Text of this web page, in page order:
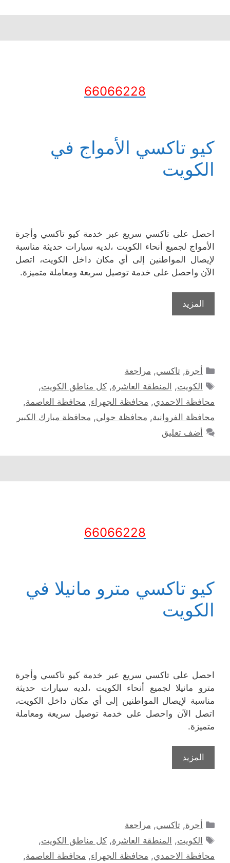
66066228
كيو تاكسي الأمواج في
الكويت
احصل على تاكسي سريع عبر خدمة كيو تاكسي وأجرة
الأمواج لجميع أنحاء الكويت ،لديه سيارات حديثة مناسبة
لإيصال المواطنين إلى أي مكان داخل الكويت، اتصل
الآن واحصل على خدمة توصيل سريعة ومعاملة متميزة.
المزيد
التصنيفات
أجرة,تاكسي, مراجعة
الوسوم
الكويت, المنطقة العاشرة,كل مناطق الكويت,
محافظة الاحمدي, محافظة الجهراء, محافظة العاصمة,
محافظة الفروانية, محافظة حولي, محافظة مبارك الكبير
أضف تعليق
66066228
كيو تاكسي مترو مانيلا في
الكويت
احصل على تاكسي سريع عبر خدمة كيو تاكسي وأجرة
مترو مانيلا لجميع أنحاء الكويت ،لديه سيارات حديثة
مناسبة لإيصال المواطنين إلى أي مكان داخل الكويت،
اتصل الآن واحصل على خدمة توصيل سريعة ومعاملة
متميزة.
المزيد
التصنيفات
أجرة,تاكسي, مراجعة
الوسوم
الكويت, المنطقة العاشرة,كل مناطق الكويت,
محافظة الاحمدي, محافظة الجهراء, محافظة العاصمة,